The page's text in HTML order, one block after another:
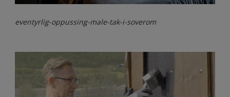
eventyrlig-oppussing-male-tak-i-soverom